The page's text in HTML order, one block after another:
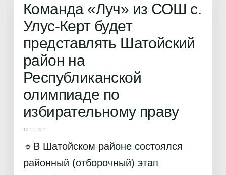
Команда «Луч» из СОШ с.
Улус-Керт будет
представлять Шатойский
район на
Республиканской
олимпиаде по
избирательному праву
10.12.2021
🔹В Шатойском районе состоялся
районный (отборочный) этап